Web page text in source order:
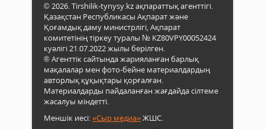
© 2026. Tirshilik-tynysy.kz ақпараттық агенттігі.
Қазақстан Республикасы Ақпарат және
Қоғамдық даму министрлігі, Ақпарат
комитетінің тіркеу туралы № KZ80VPY00052424
куәлігі 21.07.2022 жылы берілген.
® Агенттік сайтында жарияланған барлық
мақалалар мен фото-бейне материалдардың
авторлық құқықтары қорғалған.
Материалдарды пайдаланған жағдайда сілтеме
жасалуы міндетті.
Меншік иесі:«Сыр медиа»ЖШС.